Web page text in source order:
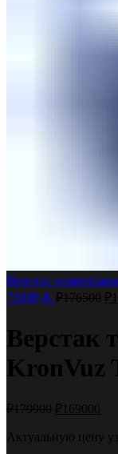
Верстак
7000P-K ₽176500 ₽
Верстак
KronVuz
₽179900 ₽ 169000
Актуальную цену